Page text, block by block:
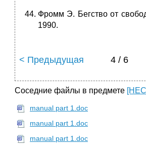
Фромм Э. Бегство от
1990.
< Предыдущая 4 / 6
Соседние файлы в предмете
manual part 1.doc
manual part 1.doc
manual part 1.doc